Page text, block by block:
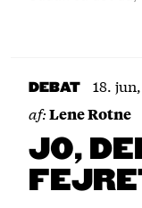
DEBAT 18.
af:Lene Rotne
JO,